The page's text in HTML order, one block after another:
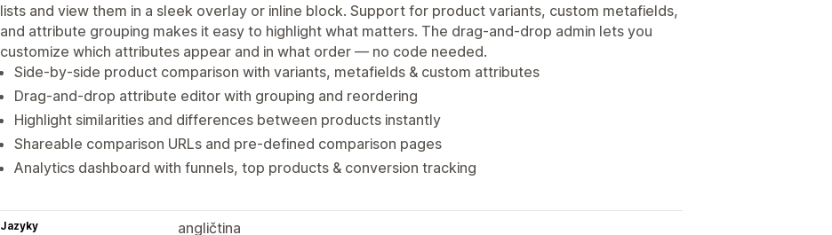
lists and view them in a sleek overlay or inline block. Support for product variants, custom metafields,
and attribute grouping makes it easy to highlight what matters. The drag-and-drop admin lets you
customize which attributes appear and in what order — no code needed.
Side-by-side product comparison with variants, metafields & custom attributes
Drag-and-drop attribute editor with grouping and reordering
Highlight similarities and differences between products instantly
Shareable comparison URLs and pre-defined comparison pages
Analytics dashboard with funnels, top products & conversion tracking
Jazyky
angličtina